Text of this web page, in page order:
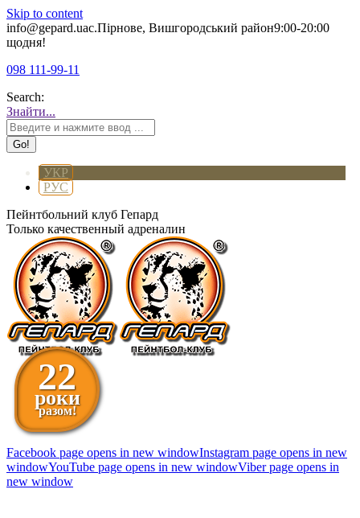
Skip to content
info@gepard.uaс.Пірнове, Вишгородський район9:00-20:00
щодня!
098 111-99-11
Search:
Знайти...
УКР
РУС
Пейнтбольний клуб Гепард
Только качественный адреналин
22
роки
разом!
Facebook page opens in new windowInstagram page opens in new
windowYouTube page opens in new windowViber page opens in
new window